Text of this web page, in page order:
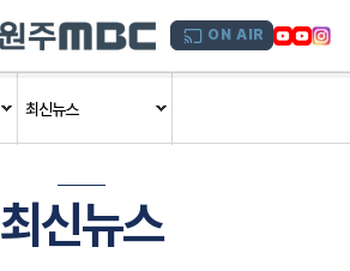
ON AIR
최신뉴스
최신뉴스